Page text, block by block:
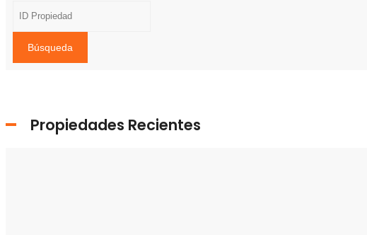
Búsqueda
Propiedades Recientes